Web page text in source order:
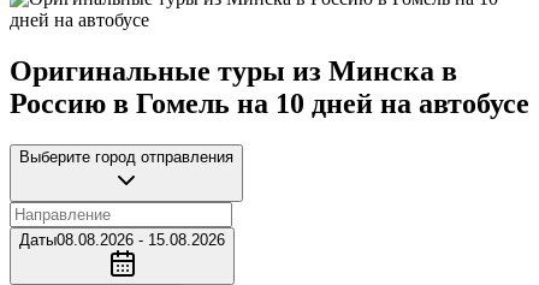
Оригинальные туры из Минска в
Россию в Гомель на 10 дней на автобусе
Выберите город отправления
Даты08.08.2026 - 15.08.2026